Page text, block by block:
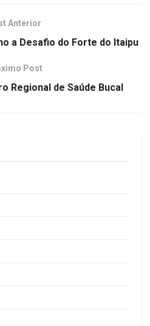
Anterior
a Desafio do Forte do Itaipu
Post
Regional de Saúde Bucal